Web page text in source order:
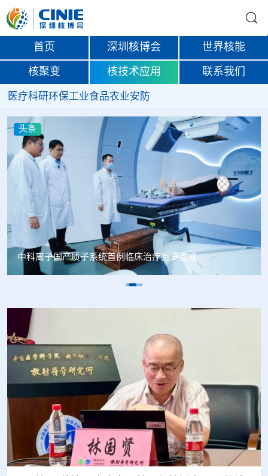
首页 深圳核博会 世界核能
核聚变 核技术应用 联系我们
医疗科研环保工业食品农业安防
头条
韩国忠清北道上半年农水产品放射性检测结果达标